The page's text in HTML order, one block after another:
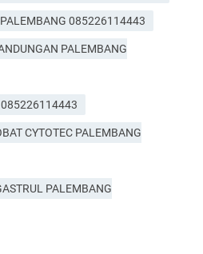
085226114443
PALEMBANG
085226114443
CYTOTEC PALEMBANG
PALEMBANG